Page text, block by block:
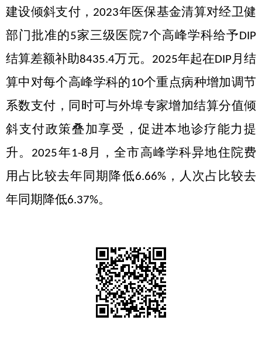
建设倾斜支付， 2023年医保基金清算对经卫健
部门批准的5家三级医院7个高峰学科给予 DIP
结算差额补助8435.4万元。 2025年起在DIP月结
算中对每个高峰学科的10个重点病种增加调节
系数支付， 同时可与外埠专家增加结算分值倾
斜支付政策叠加享受，促进本地诊疗能力提
升。 2025年1-8 月，全市高峰学科异地住院费
用占比较去年同期降低6.66%，人次占比较去
年同期降低6.37%。